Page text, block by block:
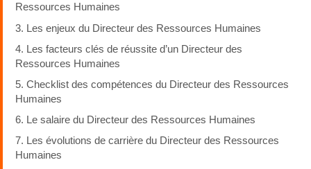
Ressources Humaines
3. Les enjeux du Directeur des Ressources Humaines
4. Les facteurs clés de réussite d’un Directeur des
Ressources Humaines
5. Checklist des compétences du Directeur des Ressources
Humaines
6. Le salaire du Directeur des Ressources Humaines
7. Les évolutions de carrière du Directeur des Ressources
Humaines